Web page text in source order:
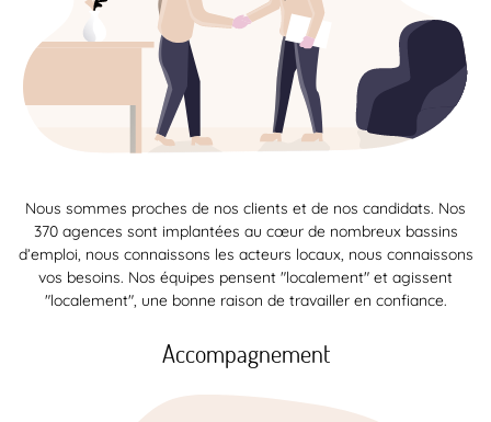
Nous sommes proches de nos clients et de nos candidats. Nos
370 agences sont implantées au cœur de nombreux bassins
d’emploi, nous connaissons les acteurs locaux, nous connaissons
vos besoins. Nos équipes pensent "localement" et agissent
"localement", une bonne raison de travailler en confiance.
Accompagnement